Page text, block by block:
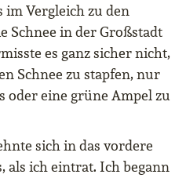
im Vergleich zu den
Schnee in der Großstadt
es ganz sicher nicht,
Schnee zu stapfen, nur
oder eine grüne Ampel zu
sich in das vordere
als ich eintrat. Ich begann